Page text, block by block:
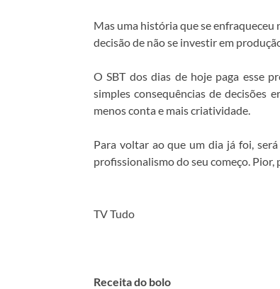
Mas uma história que se enfraqueceu
decisão de não se investir em
O SBT dos dias de hoje paga esse
simples consequências de decisões
menos conta e mais criatividade.
Para voltar ao que um dia já foi,
profissionalismo do seu começo. Pior,
TV Tudo
Receita do bolo